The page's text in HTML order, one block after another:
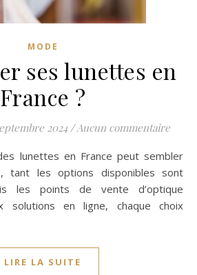
MODE
ses lunettes en
France ?
2024 /Aucun commentaire
tant les options disponibles sont
les points de vente d’optique
solutions en ligne, chaque choix
LIRE LA SUITE